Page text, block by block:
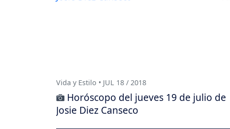
Vida y Estilo • JUL 18 / 2018
Horóscopo del jueves 19 de julio de
Josie Diez Canseco